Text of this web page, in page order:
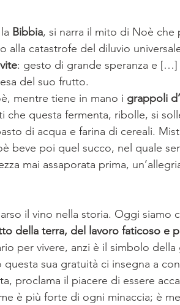
Bibbia, si narra il mito di Noè che
alla catastrofe del diluvio
vite: gesto di grande speranza e […]
del suo frutto.
mentre tiene in mano i grappoli
che questa fermenta, ribolle, si
di acqua e farina di cereali.
beve poi quel succo, nel quale
mai assaporata prima,
il vino nella storia. Oggi siamo
della terra, del lavoro faticoso e
per vivere, anzi è il simbolo
sua gratuità ci insegna a
proclama il piacere di essere
è più forte di ogni minaccia; è